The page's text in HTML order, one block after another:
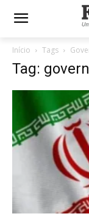
Início Tags
Tag: